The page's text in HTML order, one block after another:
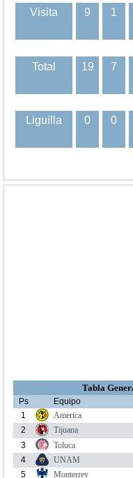
Visita 9 1
Total 19 7
Liguilla 0 0
Tabla
Ps Equipo
1
America
2
Tijuana
3
Toluca
4
UNAM
5
Monterrey